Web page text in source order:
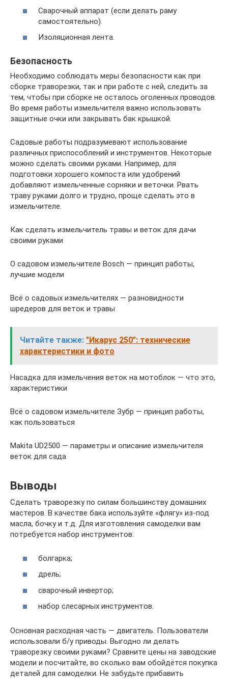
Сварочный аппарат (если делать раму
самостоятельно).
Изоляционная лента.
Безопасность
Необходимо соблюдать меры безопасности как при
сборке траворезки, так и при работе с ней, следить за
тем, чтобы при сборке не осталось оголенных проводов.
Во время работы измельчителя важно использовать
защитные очки или закрывать бак крышкой.
Садовые работы подразумевают использование
различных приспособлений и инструментов. Некоторые
можно сделать своими руками. Например, для
подготовки хорошего компоста или удобрений
добавляют измельченные сорняки и веточки. Рвать
траву руками долго и трудно, проще сделать это в
измельчителе.
Как сделать измельчитель травы и веток для дачи
своими руками
О садовом измельчителе Bosch — принцип работы,
лучшие модели
Всё о садовых измельчителях — разновидности
шредеров для веток и травы
Читайте также: "Икарус 250": технические
характеристики и фото
Насадка для измельчения веток на мотоблок — что это,
характеристики
Всё о садовом измельчителе Зубр — принцип работы,
как пользоваться
Makita UD2500 — параметры и описание измельчителя
веток для сада
Выводы
Сделать траворезку по силам большинству домашних
мастеров. В качестве бака используйте «флягу» из-под
масла, бочку и т.д. Для изготовления самоделки вам
потребуется набор инструментов:
болгарка;
дрель;
сварочный инвертор;
набор слесарных инструментов.
Основная расходная часть — двигатель. Пользователи
использовали б/у приводы. Выгодно ли делать
траворезку своими руками? Сравните цены на заводские
модели и посчитайте, во сколько вам обойдётся покупка
деталей для самоделки. Не забудьте прибавить